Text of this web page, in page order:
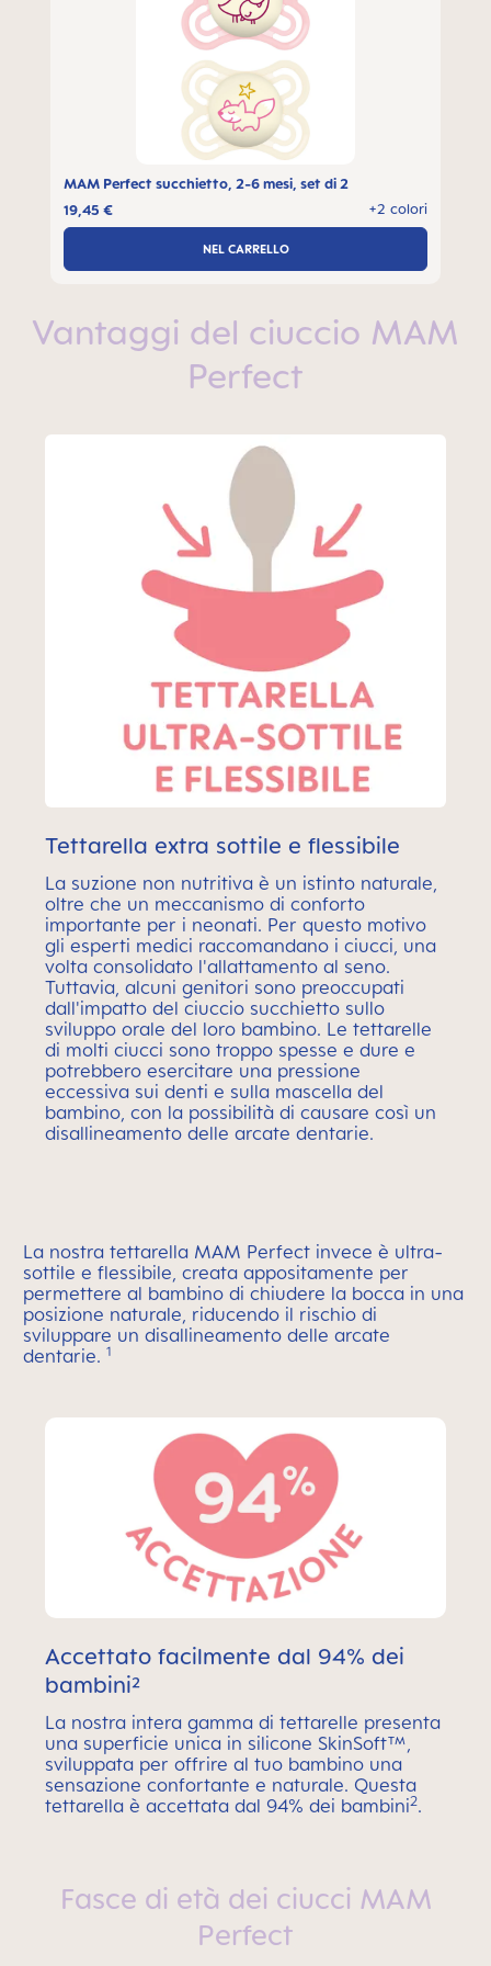
MAM Perfect succhietto, 2-6 mesi, set di 2
+2 colori
19,45 €
NEL CARRELLO
Vantaggi del ciuccio MAM
Perfect
Tettarella extra sottile e flessibile
La suzione non nutritiva è un istinto naturale,
oltre che un meccanismo di conforto
importante per i neonati. Per questo motivo
gli esperti medici raccomandano i ciucci, una
volta consolidato l'allattamento al seno.
Tuttavia, alcuni genitori sono preoccupati
dall'impatto del ciuccio succhietto sullo
sviluppo orale del loro bambino. Le tettarelle
di molti ciucci sono troppo spesse e dure e
potrebbero esercitare una pressione
eccessiva sui denti e sulla mascella del
bambino, con la possibilità di causare così un
disallineamento delle arcate dentarie.
La nostra tettarella MAM Perfect invece è ultra-
sottile e flessibile, creata appositamente per
permettere al bambino di chiudere la bocca in una
posizione naturale, riducendo il rischio di
sviluppare un disallineamento delle arcate
dentarie. 1
Accettato facilmente dal 94% dei
bambini²
La nostra intera gamma di tettarelle presenta
una superficie unica in silicone SkinSoft™,
sviluppata per offrire al tuo bambino una
sensazione confortante e naturale. Questa
tettarella è accettata dal 94% dei bambini2.
Fasce di età dei ciucci MAM
Perfect